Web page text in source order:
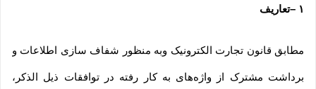
۱ –تعاریف
مطابق قانون تجارت الکترونیک وبه منظور شفاف سازی اطلاعات و
برداشت مشترک از واژه‌های به کار رفته در توافقات ذیل الذکر،